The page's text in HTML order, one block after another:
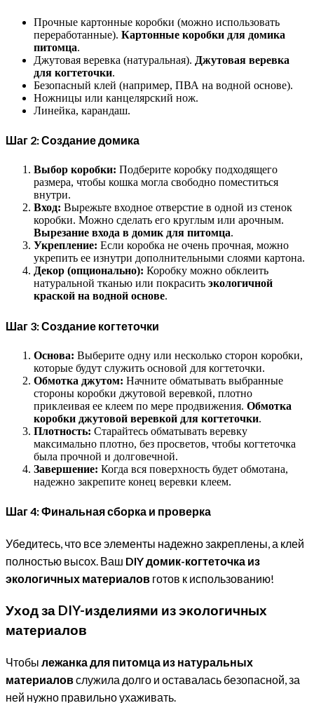
Прочные картонные коробки (можно использовать
переработанные). Картонные коробки для домика
питомца.
Джутовая веревка (натуральная). Джутовая веревка
для когтеточки.
Безопасный клей (например, ПВА на водной основе).
Ножницы или канцелярский нож.
Линейка, карандаш.
Шаг 2: Создание домика
Выбор коробки: Подберите коробку подходящего
размера, чтобы кошка могла свободно поместиться
внутри.
Вход: Вырежьте входное отверстие в одной из стенок
коробки. Можно сделать его круглым или арочным.
Вырезание входа в домик для питомца.
Укрепление: Если коробка не очень прочная, можно
укрепить ее изнутри дополнительными слоями картона.
Декор (опционально): Коробку можно обклеить
натуральной тканью или покрасить экологичной
краской на водной основе.
Шаг 3: Создание когтеточки
Основа: Выберите одну или несколько сторон коробки,
которые будут служить основой для когтеточки.
Обмотка джутом: Начните обматывать выбранные
стороны коробки джутовой веревкой, плотно
приклеивая ее клеем по мере продвижения. Обмотка
коробки джутовой веревкой для когтеточки.
Плотность: Старайтесь обматывать веревку
максимально плотно, без просветов, чтобы когтеточка
была прочной и долговечной.
Завершение: Когда вся поверхность будет обмотана,
надежно закрепите конец веревки клеем.
Шаг 4: Финальная сборка и проверка
Убедитесь, что все элементы надежно закреплены, а клей
полностью высох. Ваш DIY домик-когтеточка из
экологичных материалов готов к использованию!
Уход за DIY-изделиями из экологичных
материалов
Чтобы лежанка для питомца из натуральных
материаловслужила долго и оставалась безопасной, за
ней нужно правильно ухаживать.